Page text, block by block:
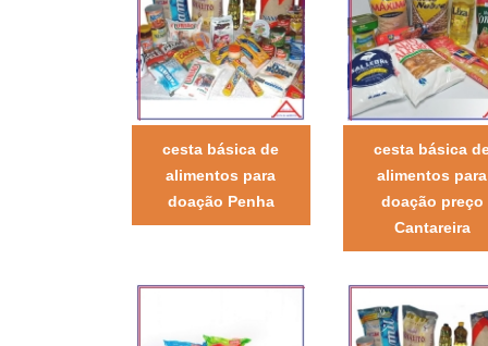
cesta básica de
alimentos para
doação Penha
cesta básica
alimentos para
doação preço
Cantareira